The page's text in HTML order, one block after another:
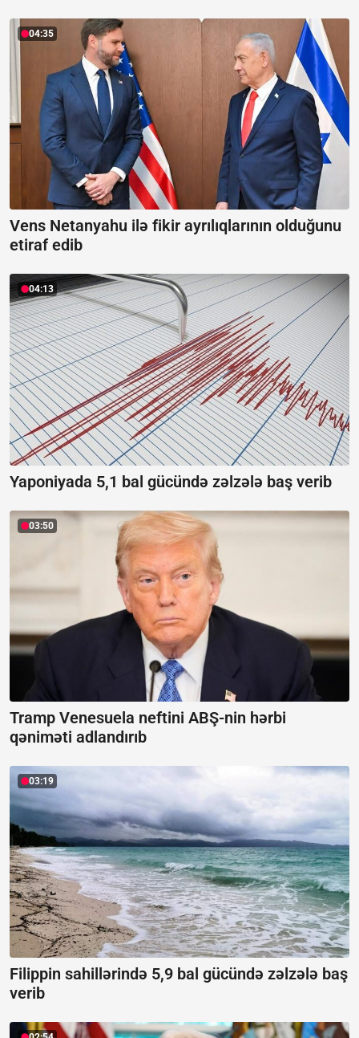
04:35
Vens Netanyahu ilə fikir ayrılıqlarının olduğunu
etiraf edib
04:13
Yaponiyada 5,1 bal gücündə zəlzələ baş verib
03:50
Tramp Venesuela neftini ABŞ-nin hərbi
qəniməti adlandırıb
03:19
Filippin sahillərində 5,9 bal gücündə zəlzələ baş
verib